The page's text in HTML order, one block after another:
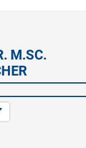
M.SC.